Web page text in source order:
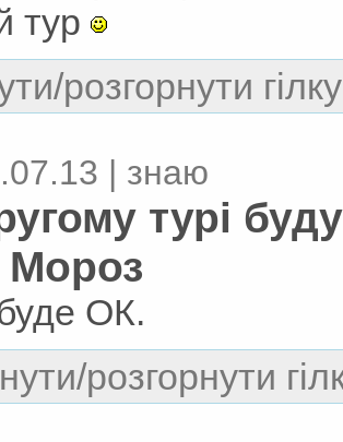
тур
розгорнути
| знаю
турі
Мороз
ОК.
розгорнути